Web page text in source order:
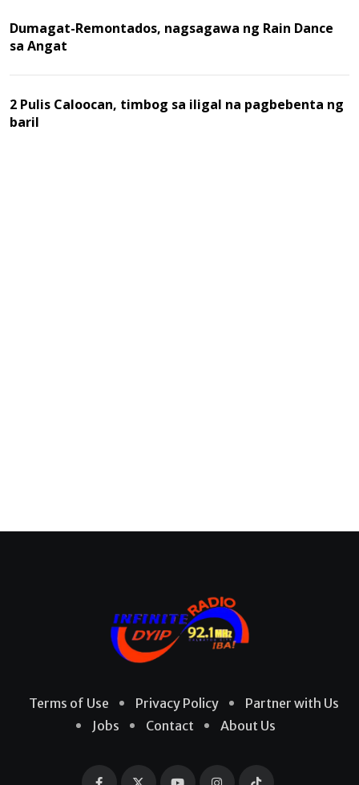
Dumagat-Remontados, nagsagawa ng Rain Dance
sa Angat
2 Pulis Caloocan, timbog sa iligal na pagbebenta ng
baril
Terms of Use Privacy Policy
Partner with Us
Jobs
Contact About Us